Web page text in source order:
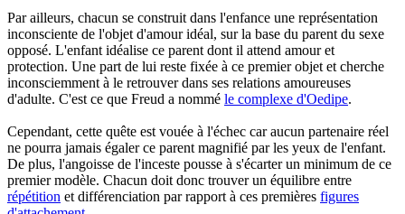
Par ailleurs, chacun se construit dans l'enfance une représentation
inconsciente de l'objet d'amour idéal, sur la base du parent du sexe
opposé. L'enfant idéalise ce parent dont il attend amour et
protection. Une part de lui reste fixée à ce premier objet et cherche
inconsciemment à le retrouver dans ses relations amoureuses
d'adulte. C'est ce que Freud a nommé le complexe d'Oedipe.
Cependant, cette quête est vouée à l'échec car aucun partenaire réel
ne pourra jamais égaler ce parent magnifié par les yeux de l'enfant.
De plus, l'angoisse de l'inceste pousse à s'écarter un minimum de ce
premier modèle. Chacun doit donc trouver un équilibre entre
répétition et différenciation par rapport à ces premières figures